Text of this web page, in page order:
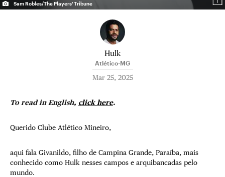
Sam Robles/The Players' Tribune
Hulk
Atlético-MG
Mar 25, 2025
To read in English, click here.
Querido Clube Atlético Mineiro,
aqui fala Givanildo, filho de Campina Grande, Paraíba, mais
conhecido como Hulk nesses campos e arquibancadas pelo
mundo.